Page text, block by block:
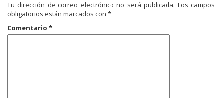
Tu dirección de correo electrónico no será publicada. Los campos
obligatorios están marcados con *
Comentario *